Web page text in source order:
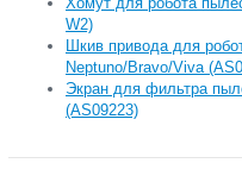
W2)
Шкив привода для
Neptuno/Bravo/Viva
Экран для фильтра
(AS09223)